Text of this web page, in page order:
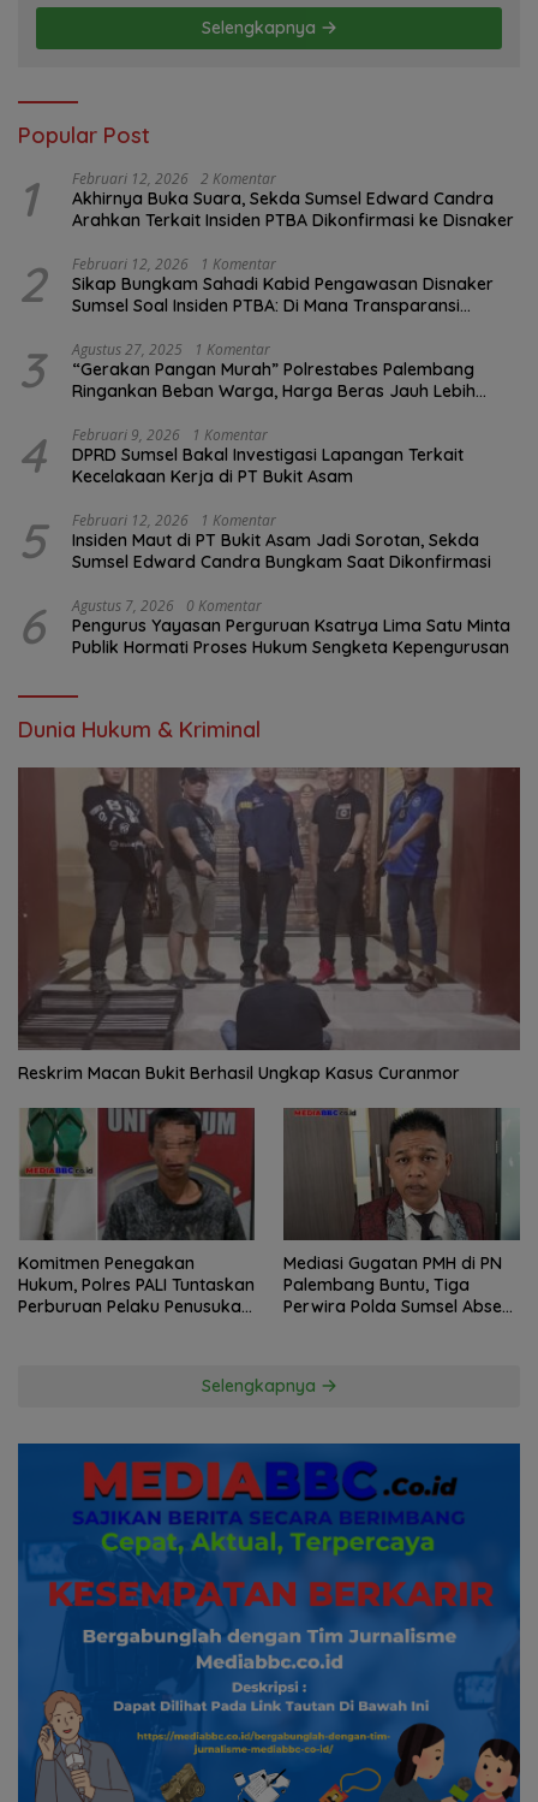
Selengkapnya
Popular Post
1 Februari 12, 2026 2 Komentar
Akhirnya Buka Suara, Sekda Sumsel Edward Candra
Arahkan Terkait Insiden PTBA Dikonfirmasi ke Disnaker
2 Februari 12, 2026 1 Komentar
Sikap Bungkam Sahadi Kabid Pengawasan Disnaker
Sumsel Soal Insiden PTBA: Di Mana Transparansi
3 Agustus 27, 2025 1 Komentar
“Gerakan Pangan Murah” Polrestabes Palembang
Ringankan Beban Warga, Harga Beras Jauh Lebih
4 Februari 9, 2026 1 Komentar
DPRD Sumsel Bakal Investigasi Lapangan Terkait
Kecelakaan Kerja di PT Bukit Asam
5 Februari 12, 2026 1 Komentar
Insiden Maut di PT Bukit Asam Jadi Sorotan, Sekda
Sumsel Edward Candra Bungkam Saat Dikonfirmasi
6 Agustus 7, 2026 0 Komentar
Pengurus Yayasan Perguruan Ksatrya Lima Satu Minta
Publik Hormati Proses Hukum Sengketa Kepengurusan
Dunia Hukum & Kriminal
Reskrim Macan Bukit Berhasil Ungkap Kasus Curanmor
Komitmen Penegakan
Hukum, Polres PALI Tuntaskan
Perburuan Pelaku Penusukan
Mediasi Gugatan PMH di PN
Palembang Buntu, Tiga
Perwira Polda Sumsel Absen,
Selengkapnya